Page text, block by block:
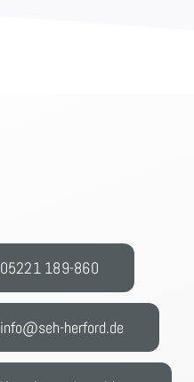
05221 189-860
info@seh-herford.de